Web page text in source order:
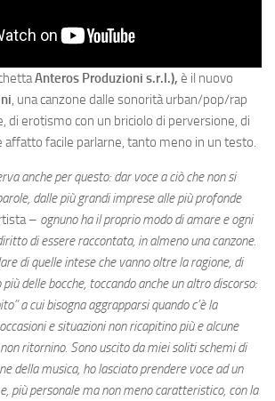
Anteros Produzioni s.r.l.), è il nuovo
, una canzone dalle sonorità urban/pop/rap
di erotismo con un briciolo di perversione, di
affatto facile parlarne, tanto meno in un testo.
anche per questo: dar voce a ciò che non si
dalle più grandi imprese alle più profonde
– ognuno ha il proprio modo di amare e ogni
di essere raccontata, in almeno una canzone.
di quelle intese che vanno oltre la ragione, di
delle bocche, toccando anche un altro discorso:
a cui bisogna aggrapparsi quando c’è la
e situazioni non ricapitino più e alcune
ritornino. Sono uscito da miei soliti schemi di
della musica, ho lasciato prendere voce ad un
più personale ma non meno caratteristico, con la